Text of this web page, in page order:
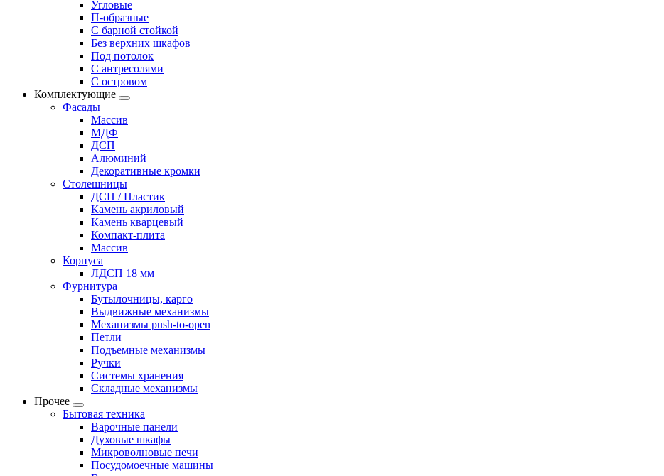
Угловые
П-образные
С барной стойкой
Без верхних шкафов
Под потолок
С антресолями
С островом
Комплектующие
Фасады
Массив
МДФ
ДСП
Алюминий
Декоративные кромки
Столешницы
ДСП / Пластик
Камень акриловый
Камень кварцевый
Компакт-плита
Массив
Корпуса
ЛДСП 18 мм
Фурнитура
Бутылочницы, карго
Выдвижные механизмы
Механизмы push-to-open
Петли
Подъемные механизмы
Ручки
Системы хранения
Складные механизмы
Прочее
Бытовая техника
Варочные панели
Духовые шкафы
Микроволновые печи
Посудомоечные машины